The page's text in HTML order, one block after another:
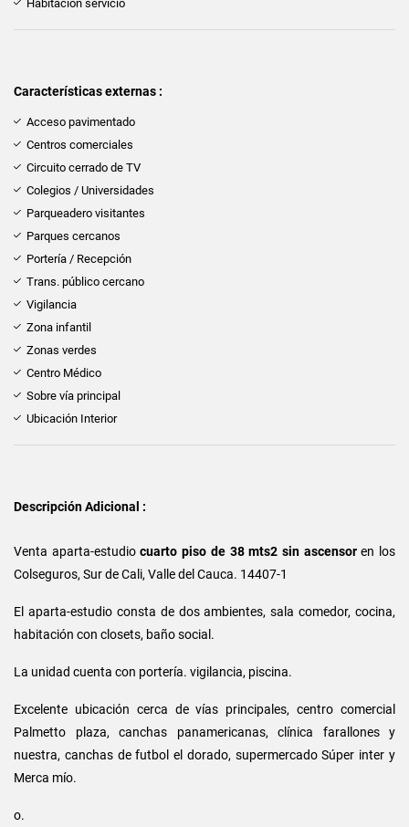
Habitación servicio
Características externas :
Acceso pavimentado
Centros comerciales
Circuito cerrado de TV
Colegios / Universidades
Parqueadero visitantes
Parques cercanos
Portería / Recepción
Trans. público cercano
Vigilancia
Zona infantil
Zonas verdes
Centro Médico
Sobre vía principal
Ubicación Interior
Descripción Adicional :
Venta aparta-estudiocuarto piso de 38 mts2 sin ascensoren los
Colseguros, Sur de Cali, Valle del Cauca. 14407-1
El aparta-estudio consta de dos ambientes, sala comedor, cocina,
habitación con closets, baño social.
La unidad cuenta con portería. vigilancia, piscina.
Excelente ubicación cerca de vías principales, centro comercial
Palmetto plaza, canchas panamericanas, clínica farallones y
nuestra, canchas de futbol el dorado, supermercado Súper inter y
Merca mío.
o.